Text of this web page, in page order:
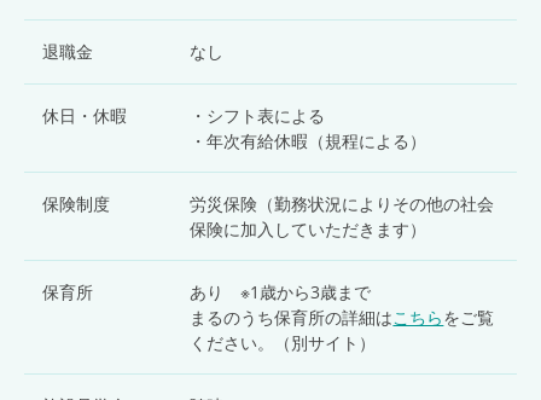
退職金 なし
休日・休暇
・シフト表による
・年次有給休暇（規程による）
保険制度
労災保険（勤務状況によりその他の社会
保険に加入していただきます）
保育所
あり ※1歳から3歳まで
まるのうち保育所の詳細はこちらをご覧
ください。（別サイト）